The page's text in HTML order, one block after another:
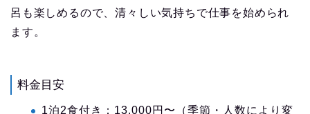
呂も楽しめるので、清々しい気持ちで仕事を始められ
ます。
料金目安
1泊2食付き：13,000円〜（季節・人数により変